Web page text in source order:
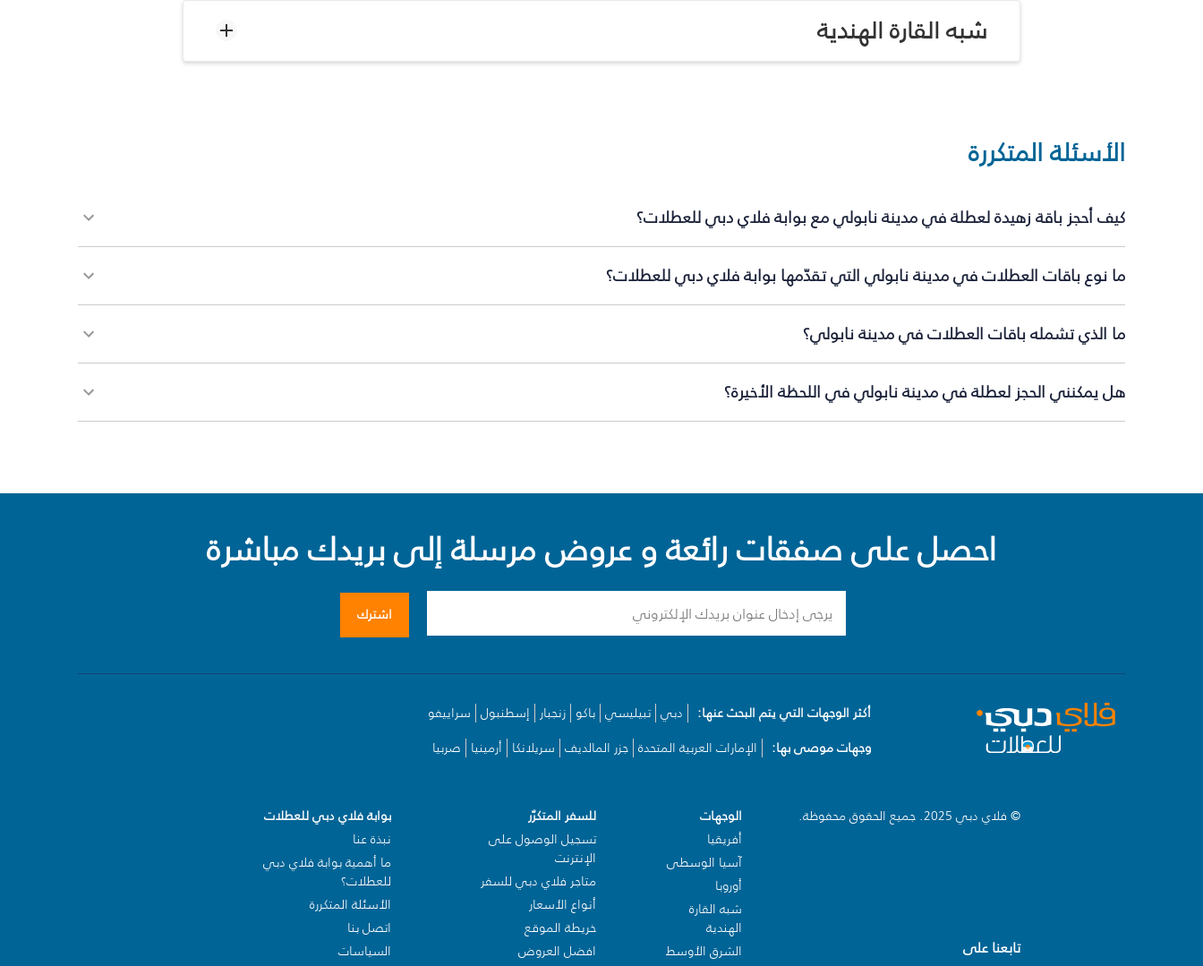
شبه القارة الهندية
الأسئلة المتكررة
كيف أحجز باقة زهيدة لعطلة في مدينة نابولي مع بوابة فلاي دبي للعطلات؟
ما نوع باقات العطلات في مدينة نابولي التي تقدّمها بوابة فلاي دبي للعطلات؟
ما الذي تشمله باقات العطلات في مدينة نابولي؟
هل يمكنني الحجز لعطلة في مدينة نابولي في اللحظة الأخيرة؟
احصل على صفقات رائعة و عروض مرسلة إلى بريدك مباشرة
اشترك
أكثر الوجهات التي يتم البحث عنها: دبي تبيليسي باكو زنجبار إسطنبول سراييفو
وجهات موصى بها:
الإمارات العربية المتحدة جزر المالديف سريلانكا أرمينيا صربيا
© فلاي دبي 2025. جميع الحقوق محفوظة.
تابعنا على
الوجهات
أفريقيا
آسيا الوسطى
أوروبا
شبه القارة
الهندية
الشرق الأوسط
للسفر المتكرّر
تسجيل الوصول على
الإنترنت
متاجر فلاي دبي للسفر
أنواع الأسعار
خريطة الموقع
افضل العروض
بوابة فلاي دبي للعطلات
نبذة عنا
ما أهمية بوابة فلاي دبي
للعطلات؟
الأسئلة المتكررة
اتصل بنا
السياسات